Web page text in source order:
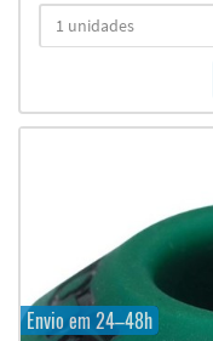
Envio em 24–48h